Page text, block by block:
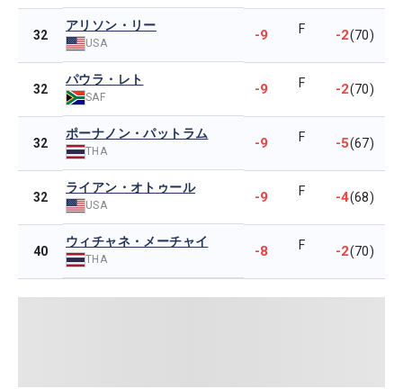
32
アリソン・リー
USA -9 F -2(70)
32
パウラ・レト
SAF -9 F -2(70)
32
ポーナノン・パットラム
THA -9 F -5(67)
32
ライアン・オトゥール
USA -9 F -4(68)
40
ウィチャネ・メーチャイ
THA -8 F -2(70)